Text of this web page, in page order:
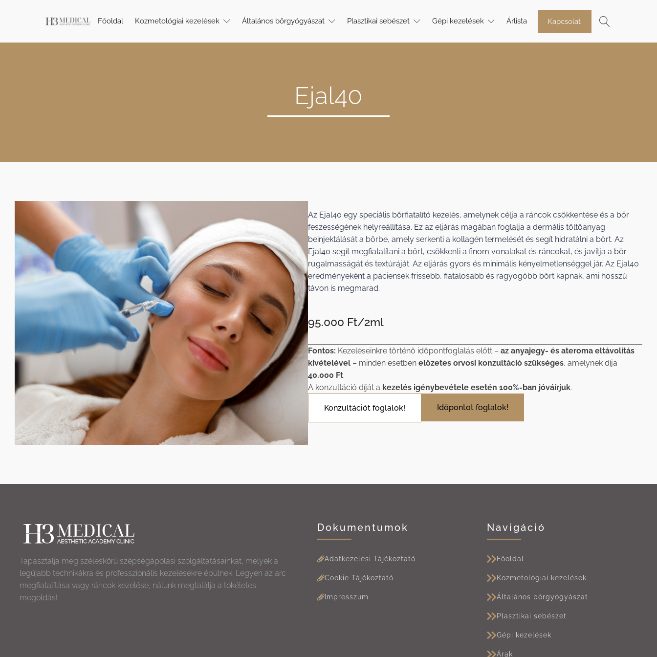
Főoldal Kozmetológiai kezelések Általános bőrgyógyászat Plasztikai sebészet Gépi kezelések Árlista Kapcsolat
Ejal40
Az Ejal40 egy speciális bőrfiatalító kezelés, amelynek célja a ráncok csökkentése és a bőr
feszességének helyreállítása. Ez az eljárás magában foglalja a dermális töltőanyag
beinjektálását a bőrbe, amely serkenti a kollagén termelését és segít hidratálni a bőrt. Az
Ejal40 segít megfiatalítani a bőrt, csökkenti a finom vonalakat és ráncokat, és javítja a bőr
rugalmasságát és textúráját. Az eljárás gyors és minimális kényelmetlenséggel jár. Az Ejal40
eredményeként a páciensek frissebb, fiatalosabb és ragyogóbb bőrt kapnak, ami hosszú
távon is megmarad.
95.000 Ft/2ml
Fontos: Kezeléseinkre történő időpontfoglalás előtt – az anyajegy- és ateroma eltávolítás
kivételével – minden esetben előzetes orvosi konzultáció szükséges, amelynek díja
40.000 Ft.
A konzultáció díját a kezelés igénybevétele esetén 100%-ban jóváírjuk.
Konzultációt foglalok! Időpontot foglalok!
Tapasztalja meg széleskörű szépségápolási szolgáltatásainkat, melyek a
legújabb technikákra és professzionális kezelésekre épülnek. Legyen az arc
megfiatalítása vagy ráncok kezelése, nálunk megtalálja a tökéletes
megoldást.
Dokumentumok
Adatkezelési Tájékoztató
Cookie Tájékoztató
Impresszum
Navigáció
Főoldal
Kozmetológiai kezelések
Általános bőrgyógyászat
Plasztikai sebészet
Gépi kezelések
Árak